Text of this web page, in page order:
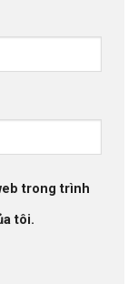
trong trình
tôi.